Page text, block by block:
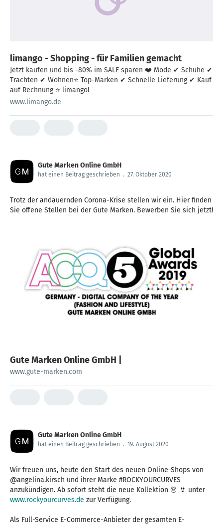
limango - Shopping - für Familien gemacht
Jetzt kaufen und bis -80% im SALE sparen ❤️ Mode ✔ Schuhe ✔
Trachten ✔ Wohnen⭐ Top-Marken ✔ Schnelle Lieferung ✔ Kauf
auf Rechnung ⭐ limango!
www.limango.de
Gute Marken Online GmbH
hat einen Beitrag geschrieben . 27. Oktober 2020
Trotz der andauernden Corona-Krise stellen wir ein. Hier finden
Sie offene Stellen bei der Gute Marken. Bewerben Sie sich jetzt!
Gute Marken Online GmbH |
www.gute-marken.com
Gute Marken Online GmbH
hat einen Beitrag geschrieben . 19. August 2020
Wir freuen uns, heute den Start des neuen Online-Shops von
@angelina.kirsch und ihrer Marke #ROCKYOURCURVES
anzukündigen. Ab sofort steht die neue Kollektion 👗 👙 unter
www.rockyourcurves.de zur Verfügung.
Als Full-Service E-Commerce-Anbieter der gesamten E-